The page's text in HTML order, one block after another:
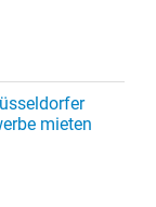
mieten